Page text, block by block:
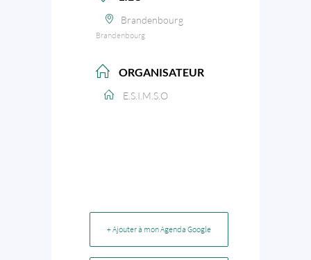
Brandenbourg
Brandenbourg
ORGANISATEUR
E.S.I.M.S.O
+ Ajouter à mon Agenda Google